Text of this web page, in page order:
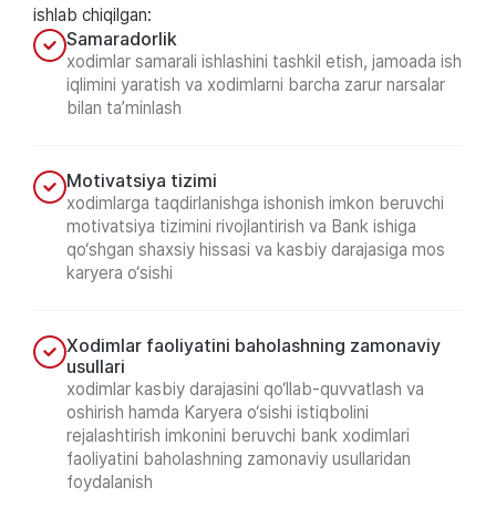
ishlab chiqilgan:
Samaradorlik
xodimlar samarali ishlashini tashkil etish, jamoada ish
iqlimini yaratish va xodimlarni barcha zarur narsalar
bilan ta’minlash
Motivatsiya tizimi
xodimlarga taqdirlanishga ishonish imkon beruvchi
motivatsiya tizimini rivojlantirish va Bank ishiga
qo‘shgan shaxsiy hissasi va kasbiy darajasiga mos
karyera o‘sishi
Xodimlar faoliyatini baholashning zamonaviy
usullari
xodimlar kasbiy darajasini qo‘llab-quvvatlash va
oshirish hamda Karyera o‘sishi istiqbolini
rejalashtirish imkonini beruvchi bank xodimlari
faoliyatini baholashning zamonaviy usullaridan
foydalanish